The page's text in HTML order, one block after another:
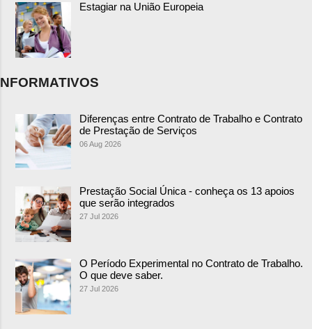
Estagiar na União Europeia
NFORMATIVOS
Diferenças entre Contrato de Trabalho e Contrato
de Prestação de Serviços
06 Aug 2026
Prestação Social Única - conheça os 13 apoios
que serão integrados
27 Jul 2026
O Período Experimental no Contrato de Trabalho.
O que deve saber.
27 Jul 2026